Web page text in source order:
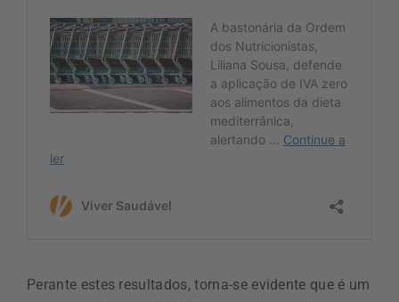
Perante estes resultados, torna-se evidente que é um